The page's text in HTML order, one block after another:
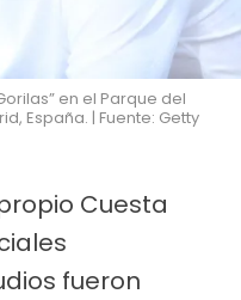
en el Parque del
España. | Fuente: Getty
Cuesta
fueron